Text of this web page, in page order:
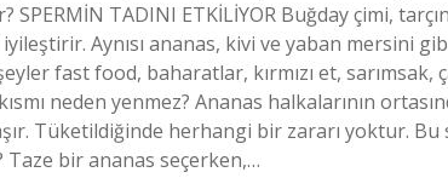
SPERMİN TADINI ETKİLİYOR Buğday çimi,
Aynısı ananas, kivi ve yaban mersini
fast food, baharatlar, kırmızı et, sarımsak,
neden yenmez? Ananas halkalarının
Tüketildiğinde herhangi bir zararı yoktur. Bu
Taze bir ananas seçerken,…